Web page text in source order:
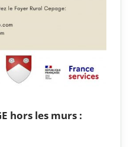
hors les murs :